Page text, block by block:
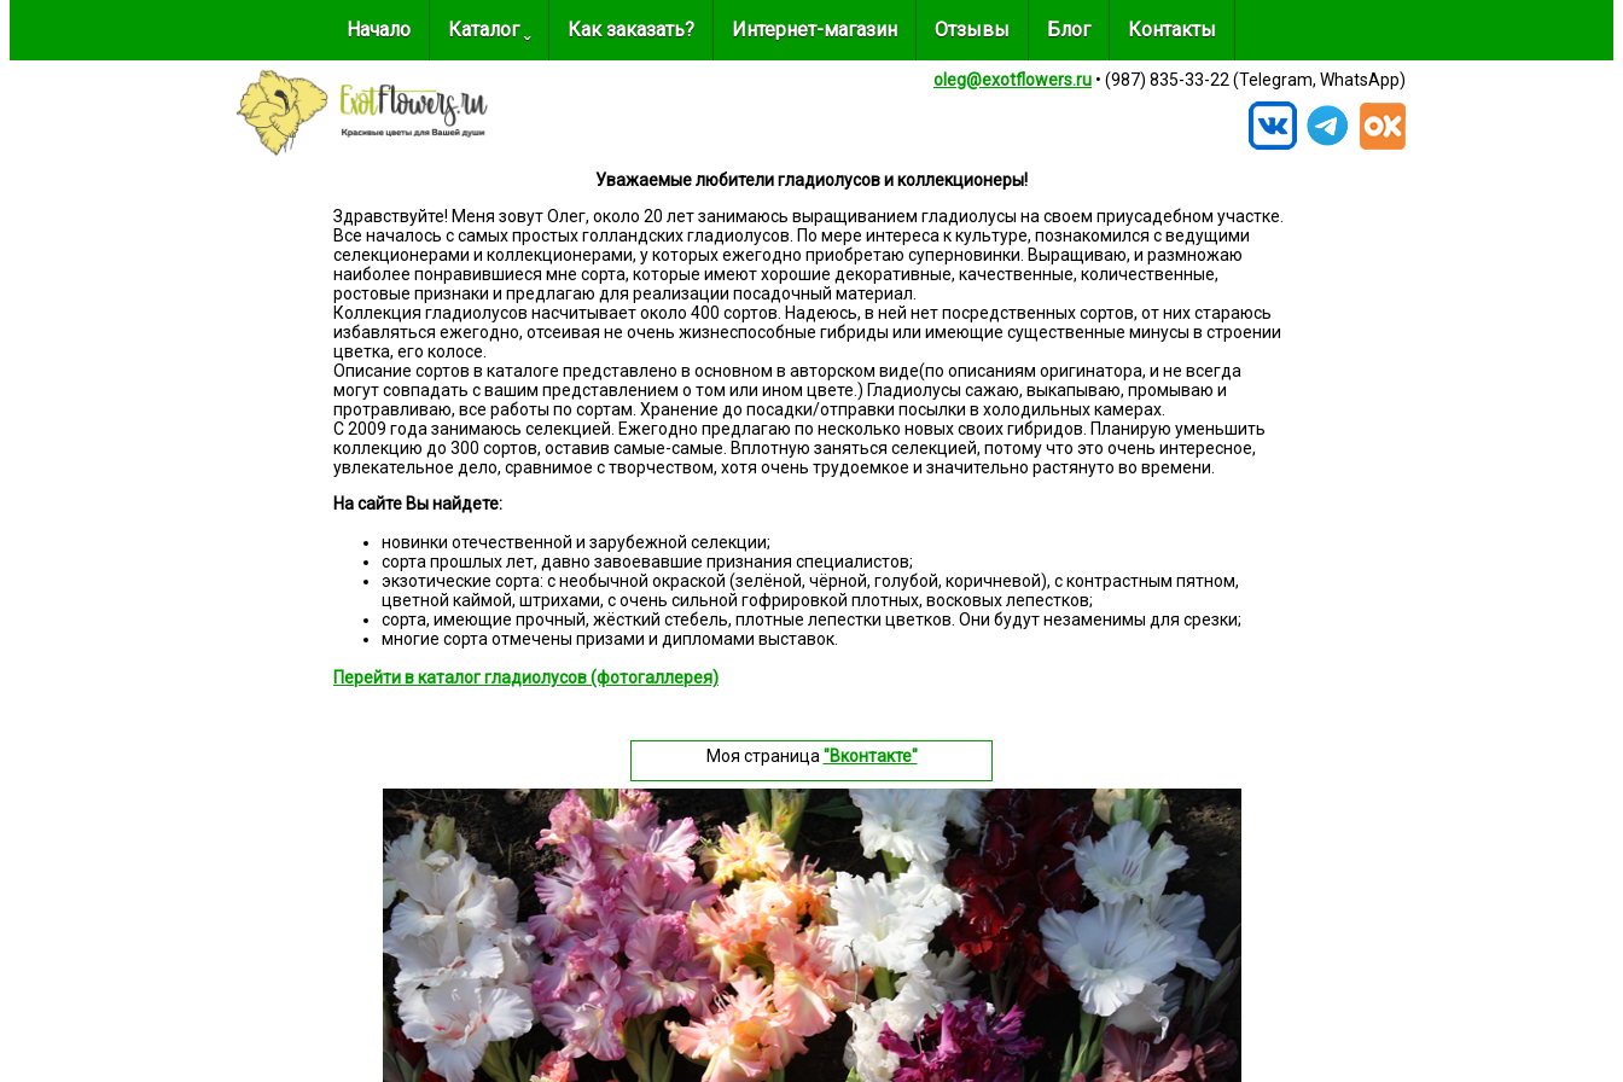
Начало Каталог ˬ Как заказать? Интернет-магазин Отзывы Блог Контакты
oleg@exotflowers.ru • (987) 835-33-22 (Telegram, WhatsApp)
Уважаемые любители гладиолусов и коллекционеры!
Здравствуйте! Меня зовут Олег, около 20 лет занимаюсь выращиванием гладиолусы на своем приусадебном участке.
Все началось с самых простых голландских гладиолусов. По мере интереса к культуре, познакомился с ведущими
селекционерами и коллекционерами, у которых ежегодно приобретаю суперновинки. Выращиваю, и размножаю
наиболее понравившиеся мне сорта, которые имеют хорошие декоративные, качественные, количественные,
ростовые признаки и предлагаю для реализации посадочный материал.
Коллекция гладиолусов насчитывает около 400 сортов. Надеюсь, в ней нет посредственных сортов, от них стараюсь
избавляться ежегодно, отсеивая не очень жизнеспособные гибриды или имеющие существенные минусы в строении
цветка, его колосе.
Описание сортов в каталоге представлено в основном в авторском виде(по описаниям оригинатора, и не всегда
могут совпадать с вашим представлением о том или ином цвете.) Гладиолусы сажаю, выкапываю, промываю и
протравливаю, все работы по сортам. Хранение до посадки/отправки посылки в холодильных камерах.
С 2009 года занимаюсь селекцией. Ежегодно предлагаю по несколько новых своих гибридов. Планирую уменьшить
коллекцию до 300 сортов, оставив самые-самые. Вплотную заняться селекцией, потому что это очень интересное,
увлекательное дело, сравнимое с творчеством, хотя очень трудоемкое и значительно растянуто во времени.
На сайте Вы найдете:
новинки отечественной и зарубежной селекции;
сорта прошлых лет, давно завоевавшие признания специалистов;
экзотические сорта: с необычной окраской (зелёной, чёрной, голубой, коричневой), с контрастным пятном,
цветной каймой, штрихами, с очень сильной гофрировкой плотных, восковых лепестков;
сорта, имеющие прочный, жёсткий стебель, плотные лепестки цветков. Они будут незаменимы для срезки;
многие сорта отмечены призами и дипломами выставок.
Перейти в каталог гладиолусов (фотогаллерея)
Моя страница "Вконтакте"